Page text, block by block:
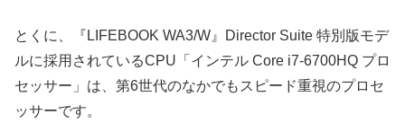
とくに、『LIFEBOOK WA3/W』Director Suite 特別版モデ
ルに採用されているCPU「インテル Core i7-6700HQ プロ
セッサー」は、第6世代のなかでもスピード重視のプロセ
ッサーです。